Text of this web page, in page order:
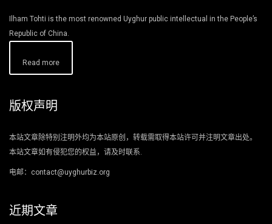
Ilham Tohti is the most renowned Uyghur public intellectual in the People’s
Republic of China.
Read more
版权声明
本站文章除特别注明外均为本站原创，转载需取得本站许可并注明文章出处。
本站文章如有侵犯您的权益，请及时联系.
电邮：contact@uyghurbiz.org
近期文章